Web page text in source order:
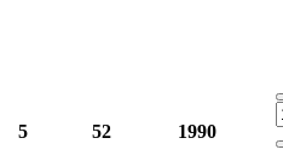
5 52
1990